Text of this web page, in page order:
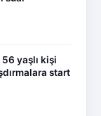
yaşlı kişi
start